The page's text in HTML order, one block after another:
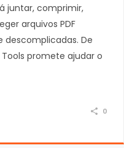
juntar, comprimir,
arquivos PDF
descomplicadas. De
promete ajudar o
0